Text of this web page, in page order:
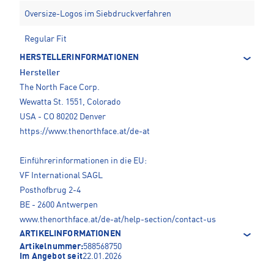
Oversize-Logos im Siebdruckverfahren
Regular Fit
HERSTELLERINFORMATIONEN
Hersteller
The North Face Corp.
Wewatta St. 1551, Colorado
USA - CO 80202 Denver
https://www.thenorthface.at/de-at
Einführerinformationen in die EU:
VF International SAGL
Posthofbrug 2-4
BE - 2600 Antwerpen
www.thenorthface.at/de-at/help-section/contact-us
ARTIKELINFORMATIONEN
Artikelnummer:588568750
Im Angebot seit22.01.2026